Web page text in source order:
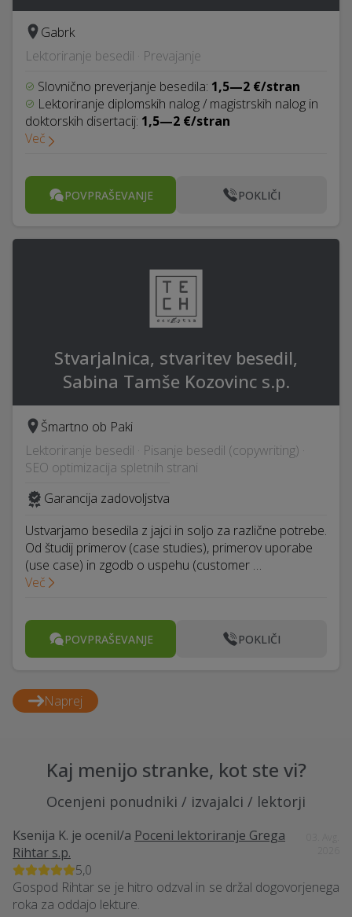
Gabrk
Lektoriranje besedil · Prevajanje
Slovnično preverjanje besedila: 1,5—2 €/stran
Lektoriranje diplomskih nalog / magistrskih nalog in
doktorskih disertacij: 1,5—2 €/stran
Več
POVPRAŠEVANJE POKLIČI
Stvarjalnica, stvaritev besedil,
Sabina Tamše Kozovinc s.p.
Šmartno ob Paki
Lektoriranje besedil · Pisanje besedil (copywriting) ·
SEO optimizacija spletnih strani
Garancija zadovoljstva
Ustvarjamo besedila z jajci in soljo za različne potrebe.
Od študij primerov (case studies), primerov uporabe
(use case) in zgodb o uspehu (customer …
Več
POVPRAŠEVANJE POKLIČI
Naprej
Kaj menijo stranke, kot ste vi?
Ocenjeni ponudniki / izvajalci / lektorji
Ksenija K. je ocenil/a Poceni lektoriranje Grega
Rihtar s.p.
5,0
Gospod Rihtar se je hitro odzval in se držal dogovorjenega
roka za oddajo lekture.